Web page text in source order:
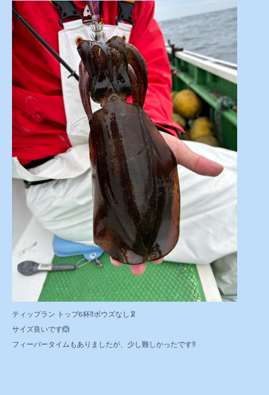
ティップラン トップ6杯‼️ボウズなし🦑
サイズ良いです🙆
フィーバータイムもありましたが、少し難しかったです‼️